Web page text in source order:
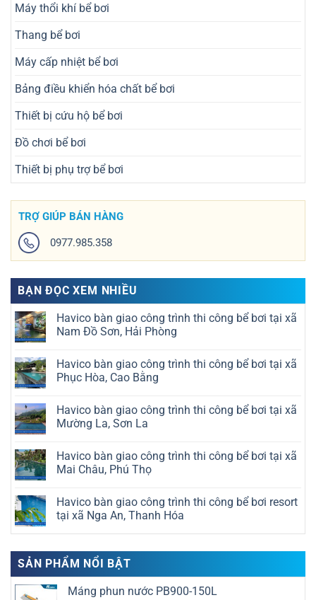
Máy thổi khí bể bơi
Thang bể bơi
Máy cấp nhiệt bể bơi
Bảng điều khiển hóa chất bể bơi
Thiết bị cứu hộ bể bơi
Đồ chơi bể bơi
Thiết bị phụ trợ bể bơi
TRỢ GIÚP BÁN HÀNG
0977.985.358
BẠN ĐỌC XEM NHIỀU
Havico bàn giao công trình thi công bể bơi tại xã
Nam Đồ Sơn, Hải Phòng
bình
luận
ở
giao
công
trình
bể
bơi
tại
Đồ
Sơn,
Hải
Havico bàn giao công trình thi công bể bơi tại xã
Phục Hòa, Cao Bằng
bình
luận
ở
giao
công
trình
bể
bơi
tại
Cao
Bằng
Havico bàn giao công trình thi công bể bơi tại xã
Mường La, Sơn La
bình
luận
ở
giao
công
trình
bơi
tại
xã
Mường
Havico bàn giao công trình thi công bể bơi tại xã
Mai Châu, Phú Thọ
bình
luận
ở
công
trình
thi
công
Havico bàn giao công trình thi công bể bơi resort
tại xã Nga An, Thanh Hóa
luận
ở
Havico
bàn
giao
SẢN PHẨM NỔI BẬT
Máng phun nước PB900-150L